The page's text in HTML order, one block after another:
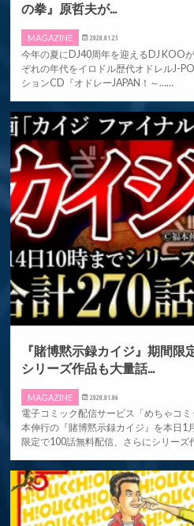
の拳』原哲夫が...
MAGAZINE 2020.01.25
今年の夏にDJ40周年を迎えるDJ KOO
ぞれの年代をイロドル歴代オドレルJ-
ションCD『オドレーJAPAN！～……
『賭博黙示録カイジ』期間限
シリーズ作品も大量話...
MAGAZINE 2020.01.06
電子コミック配信サービス「めちゃコ
本伸行の『賭博黙示録カイジ』を本日1
限定で100話無料配信、さらにシリー